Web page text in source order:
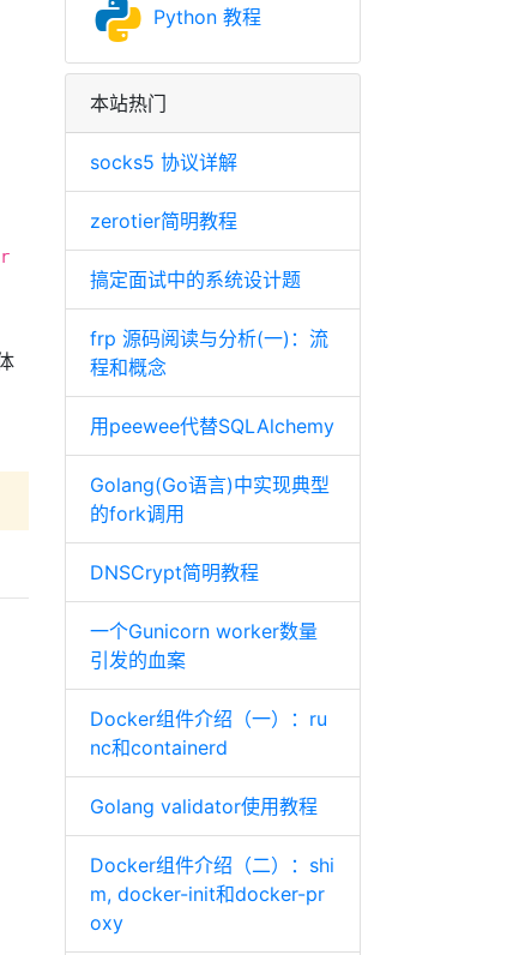
Python 教程
本站热门
socks5 协议详解
zerotier简明教程
搞定面试中的系统设计题
frp 源码阅读与分析(一)：流
程和概念
用peewee代替SQLAlchemy
Golang(Go语言)中实现典型
的fork调用
DNSCrypt简明教程
一个Gunicorn worker数量
引发的血案
Docker组件介绍（一）：ru
nc和containerd
Golang validator使用教程
Docker组件介绍（二）：shi
m, docker-init和docker-pr
oxy